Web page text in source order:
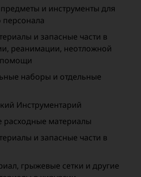
и инструменты для
и запасные части в
реанимации, неотложной
наборы и отдельные
Инструментарий
расходные материалы
и запасные части в
грыжевые сетки и другие